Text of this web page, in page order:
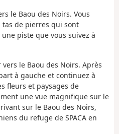
le Baou des Noirs. Vous
tas de pierres qui sont
piste que vous suivez à
le Baou des Noirs. Après
à gauche et continuez à
fleurs et paysages de
une vue magnifique sur le
sur le Baou des Noirs,
du refuge de SPACA en